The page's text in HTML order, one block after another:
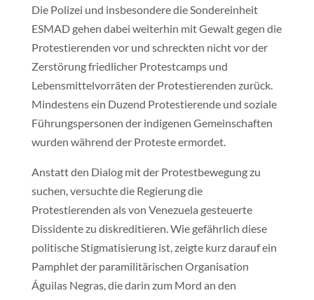
Die Polizei und insbesondere die Sondereinheit
ESMAD gehen dabei weiterhin mit Gewalt gegen die
Protestierenden vor und schreckten nicht vor der
Zerstörung friedlicher Protestcamps und
Lebensmittelvorräten der Protestierenden zurück.
Mindestens ein Duzend Protestierende und soziale
Führungspersonen der indigenen Gemeinschaften
wurden während der Proteste ermordet.
Anstatt den Dialog mit der Protestbewegung zu
suchen, versuchte die Regierung die
Protestierenden als von Venezuela gesteuerte
Dissidente zu diskreditieren. Wie gefährlich diese
politische Stigmatisierung ist, zeigte kurz darauf ein
Pamphlet der paramilitärischen Organisation
Águilas Negras, die darin zum Mord an den